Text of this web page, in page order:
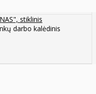
stiklinis
darbo kalėdinis